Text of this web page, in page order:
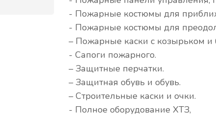
- Пожарные костюмы для
- Пожарные костюмы для
– Пожарные каски с козырьком и
- Сапоги пожарного.
– Защитные перчатки.
– Защитная обувь и обувь.
– Строительные каски и очки.
- Полное оборудование ХТЗ,